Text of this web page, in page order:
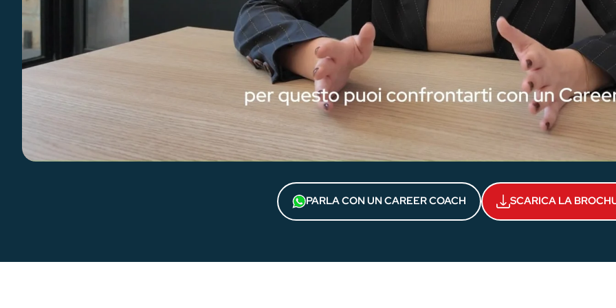
PARLA CON UN CAREER COACH SCARICA LA